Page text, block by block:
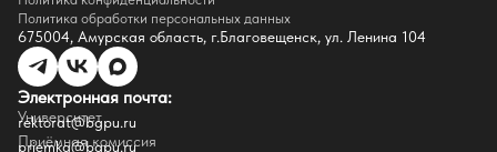
Доступная среда
Инфраструктура
Противодествие коррупции
Противодействие терроризму
Целевой капитал
Часто задаваемые вопросы
Внутренний сайт
Политика обработки персональных данных
675004, Амурская область, г.Благовещенск, ул. Ленина 104
Электронная почта:
Университет
rektorat@bgpu.ru
Приёмная комиссия
priemka@bgpu.ru